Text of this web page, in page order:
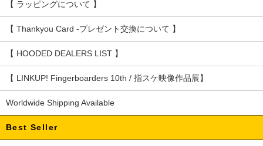
【 ラッピングについて 】
【 Thankyou Card -プレゼント交換について 】
【 HOODED DEALERS LIST 】
【 LINKUP! Fingerboarders 10th / 指スケ映像作品展】
Worldwide Shipping Available
Best Seller